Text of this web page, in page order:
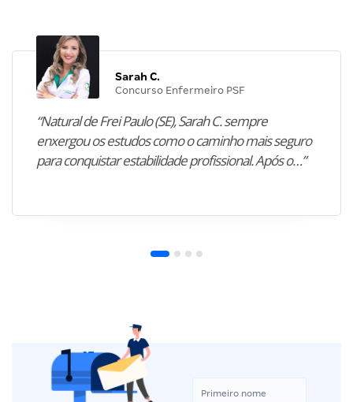
Sarah C.
Concurso Enfermeiro PSF
“Natural de Frei Paulo (SE), Sarah C. sempre
enxergou os estudos como o caminho mais seguro
para conquistar estabilidade profissional. Após o…”